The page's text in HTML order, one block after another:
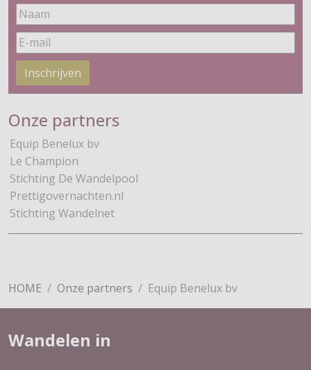
Inschrijven
Onze partners
Equip Benelux bv
Le Champion
Stichting De Wandelpool
Prettigovernachten.nl
Stichting Wandelnet
HOME Onze partners Equip Benelux bv
Wandelen in